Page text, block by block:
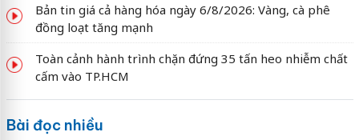
Bản tin giá cả hàng hóa ngày 6/8/2026: Vàng, cà phê
đồng loạt tăng mạnh
Toàn cảnh hành trình chặn đứng 35 tấn heo nhiễm chất
cấm vào TP.HCM
Bài đọc nhiều